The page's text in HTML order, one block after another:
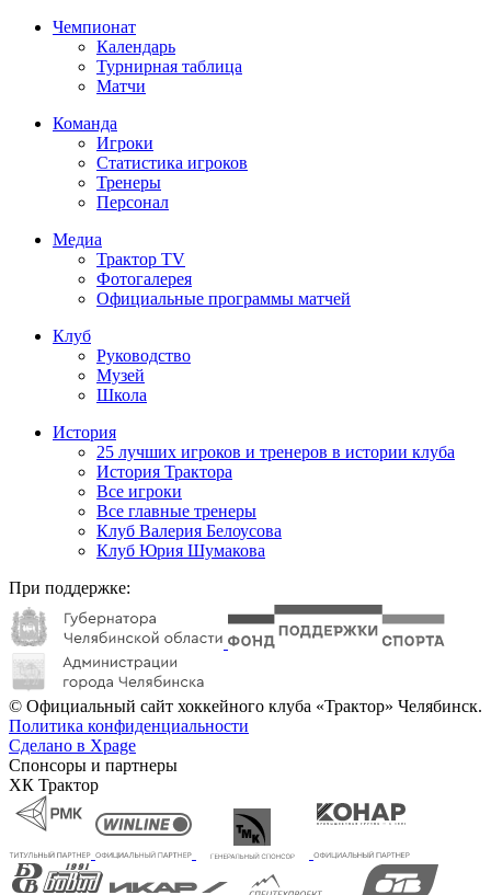
Чемпионат
Календарь
Турнирная таблица
Матчи
Команда
Игроки
Статистика игроков
Тренеры
Персонал
Медиа
Трактор TV
Фотогалерея
Официальные программы матчей
Клуб
Руководство
Музей
Школа
История
25 лучших игроков и тренеров в истории клуба
История Трактора
Все игроки
Все главные тренеры
Клуб Валерия Белоусова
Клуб Юрия Шумакова
При поддержке:
© Официальный сайт хоккейного клуба «Трактор» Челябинск.
Политика конфиденциальности
Сделано в Xpage
Спонсоры и партнеры
ХК Трактор